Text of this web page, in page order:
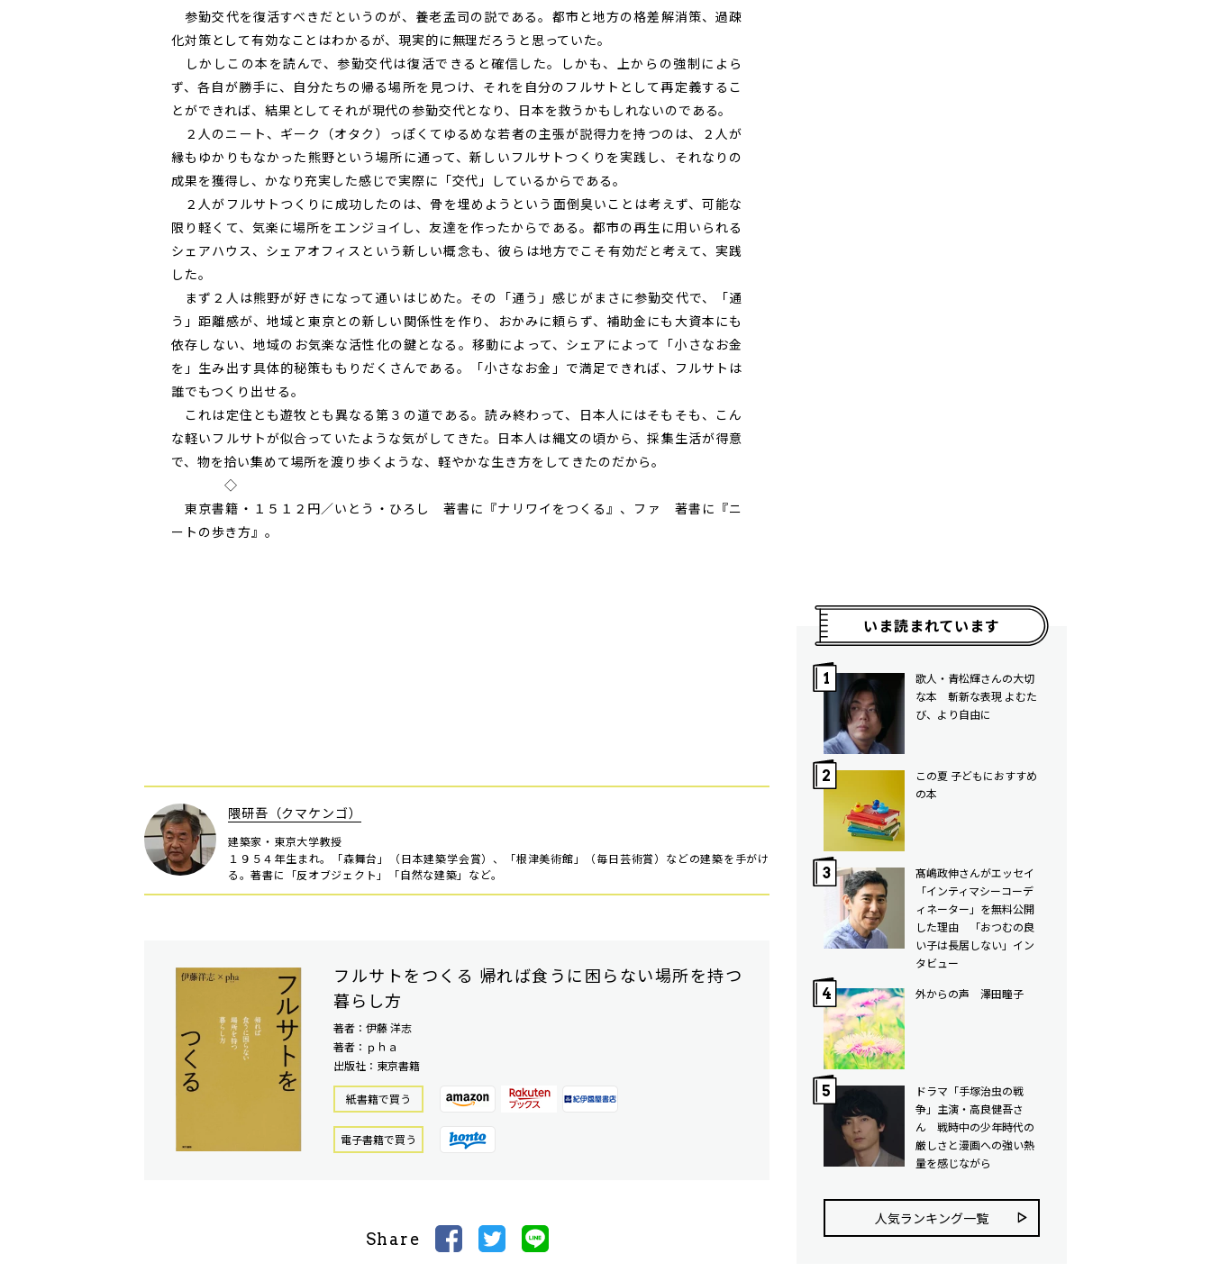
参勤交代を復活すべきだというのが、養老孟司の説である。都市と地方の格差解消策、過疎
化対策として有効なことはわかるが、現実的に無理だろうと思っていた。
しかしこの本を読んで、参勤交代は復活できると確信した。しかも、上からの強制によら
ず、各自が勝手に、自分たちの帰る場所を見つけ、それを自分のフルサトとして再定義するこ
とができれば、結果としてそれが現代の参勤交代となり、日本を救うかもしれないのである。
２人のニート、ギーク（オタク）っぽくてゆるめな若者の主張が説得力を持つのは、２人が
縁もゆかりもなかった熊野という場所に通って、新しいフルサトつくりを実践し、それなりの
成果を獲得し、かなり充実した感じで実際に「交代」しているからである。
２人がフルサトつくりに成功したのは、骨を埋めようという面倒臭いことは考えず、可能な
限り軽くて、気楽に場所をエンジョイし、友達を作ったからである。都市の再生に用いられる
シェアハウス、シェアオフィスという新しい概念も、彼らは地方でこそ有効だと考えて、実践
した。
まず２人は熊野が好きになって通いはじめた。その「通う」感じがまさに参勤交代で、「通
う」距離感が、地域と東京との新しい関係性を作り、おかみに頼らず、補助金にも大資本にも
依存しない、地域のお気楽な活性化の鍵となる。移動によって、シェアによって「小さなお金
を」生み出す具体的秘策ももりだくさんである。「小さなお金」で満足できれば、フルサトは
誰でもつくり出せる。
これは定住とも遊牧とも異なる第３の道である。読み終わって、日本人にはそもそも、こん
な軽いフルサトが似合っていたような気がしてきた。日本人は縄文の頃から、採集生活が得意
で、物を拾い集めて場所を渡り歩くような、軽やかな生き方をしてきたのだから。
◇
東京書籍・１５１２円／いとう・ひろし 著書に『ナリワイをつくる』、ファ 著書に『ニ
ートの歩き方』。
隈研吾（クマケンゴ）
建築家・東京大学教授
１９５４年生まれ。「森舞台」（日本建築学会賞）、「根津美術館」（毎日芸術賞）などの建築を手がけ
る。著書に「反オブジェクト」「自然な建築」など。
フルサトをつくる 帰れば食うに困らない場所を持つ
暮らし方
著者：伊藤 洋志
著者：ｐｈａ
出版社：東京書籍
紙書籍で買う
電⼦書籍で買う
Share
いま読まれています
歌人・青松輝さんの大切
な本 斬新な表現 よむた
び、より自由に
この夏 子どもにおすすめ
の本
髙嶋政伸さんがエッセイ
「インティマシーコーデ
ィネーター」を無料公開
した理由 「おつむの良
い子は長居しない」イン
タビュー
外からの声 澤田瞳子
ドラマ「手塚治虫の戦
争」主演・高良健吾さ
ん 戦時中の少年時代の
厳しさと漫画への強い熱
量を感じながら
人気ランキング⼀覧